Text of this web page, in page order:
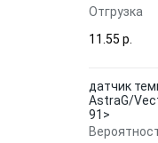
Отгрузка
11.55 p.
датчик
AstraG/
91>